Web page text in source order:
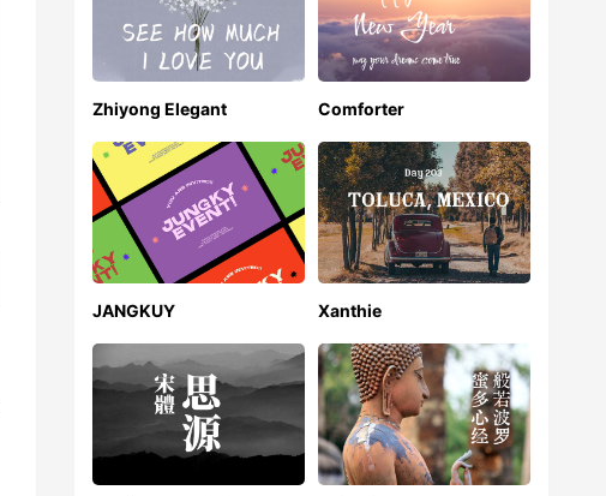
Zhiyong Elegant Comforter
JANGKUY Xanthie